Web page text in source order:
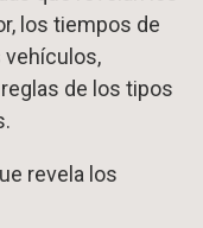
los tiempos de
vehículos,
de los tipos
revela los